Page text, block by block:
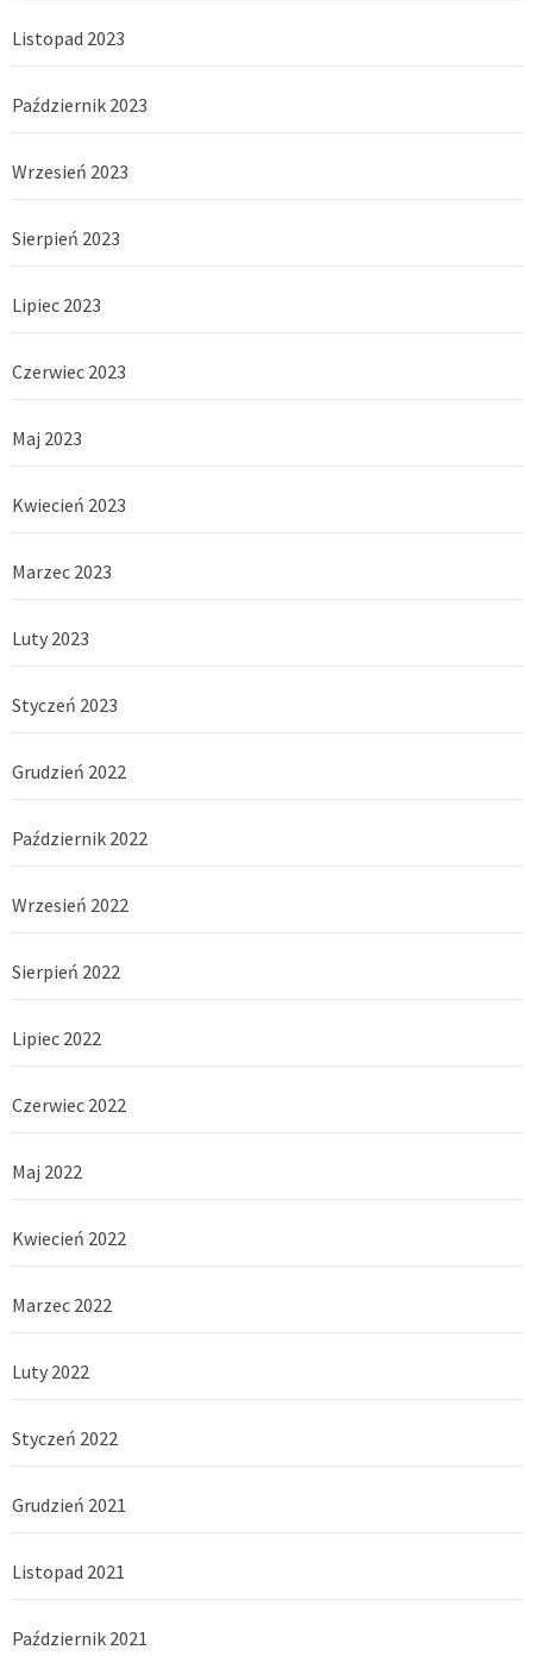
Listopad 2023
Październik 2023
Wrzesień 2023
Sierpień 2023
Lipiec 2023
Czerwiec 2023
Maj 2023
Kwiecień 2023
Marzec 2023
Luty 2023
Styczeń 2023
Grudzień 2022
Październik 2022
Wrzesień 2022
Sierpień 2022
Lipiec 2022
Czerwiec 2022
Maj 2022
Kwiecień 2022
Marzec 2022
Luty 2022
Styczeń 2022
Grudzień 2021
Listopad 2021
Październik 2021